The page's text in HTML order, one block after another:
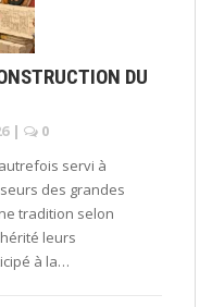
DU
|
0
servi à
des grandes
tradition selon
leurs
à la…